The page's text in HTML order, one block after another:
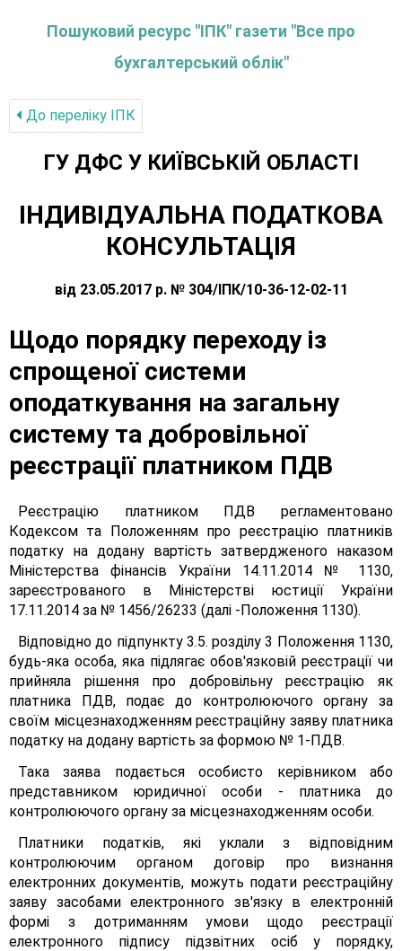
Пошуковий ресурс "ІПК" газети "Все про
бухгалтерський облік"
До переліку IПК
ГУ ДФС У КИЇВСЬКIЙ ОБЛАСТI
ІНДИВІДУАЛЬНА ПОДАТКОВА
КОНСУЛЬТАЦІЯ
від 23.05.2017 р. № 304/ІПК/10-36-12-02-11
Щодо порядку переходу із
спрощеної системи
оподаткування на загальну
систему та добровільної
реєстрації платником ПДВ
Реєстрацію платником ПДВ регламентовано
Кодексом та Положенням про реєстрацію платників
податку на додану вартість затвердженого наказом
Міністерства фінансів України 14.11.2014 № 1130,
зареєстрованого в Міністерстві юстиції України
17.11.2014 за № 1456/26233 (далі -Положення 1130).
Відповідно до підпункту 3.5. розділу 3 Положення 1130,
будь-яка особа, яка підлягає обов'язковій реєстрації чи
прийняла рішення про добровільну реєстрацію як
платника ПДВ, подає до контролюючого органу за
своїм місцезнаходженням реєстраційну заяву платника
податку на додану вартість за формою № 1-ПДВ.
Така заява подається особисто керівником або
представником юридичної особи - платника до
контролюючого органу за місцезнаходженням особи.
Платники податків, які уклали з відповідним
контролюючим органом договір про визнання
електронних документів, можуть подати реєстраційну
заяву засобами електронного зв'язку в електронній
формі з дотриманням умови щодо реєстрації
електронного підпису підзвітних осіб у порядку,